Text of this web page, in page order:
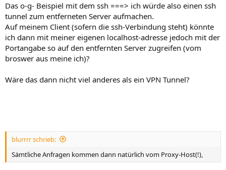
EDIT: Alternativ kannst Du Dich natürlich auch mit den
verschiedenen Netzwerk-Möglichkeiten bei Docker beschäftigen:
https://docs.docker.com/network/, das mit dem SOCKS-Proxy wäre
halt die "schnelle" Lösung
Das o-g- Beispiel mit dem ssh ===> ich würde also einen ssh
tunnel zum entferneten Server aufmachen.
Auf meinem Client (sofern die ssh-Verbindung steht) könnte
ich dann mit meiner eigenen localhost-adresse jedoch mit der
Portangabe so auf den entfernten Server zugreifen (vom
broswer aus meine ich)?
Wäre das dann nicht viel anderes als ein VPN Tunnel?
blurrrr schrieb:
Sämtliche Anfragen kommen dann natürlich vom Proxy-Host(!),